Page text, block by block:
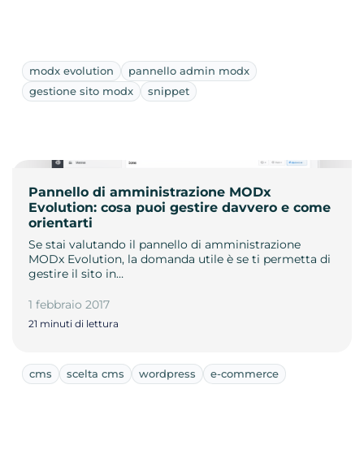
modx evolution
pannello admin modx
gestione sito modx
snippet
Pannello di amministrazione MODx
Evolution: cosa puoi gestire davvero e come
orientarti
Se stai valutando il pannello di amministrazione
MODx Evolution, la domanda utile è se ti permetta di
gestire il sito in…
1 febbraio 2017
21 minuti di lettura
cms scelta cms wordpress e-commerce